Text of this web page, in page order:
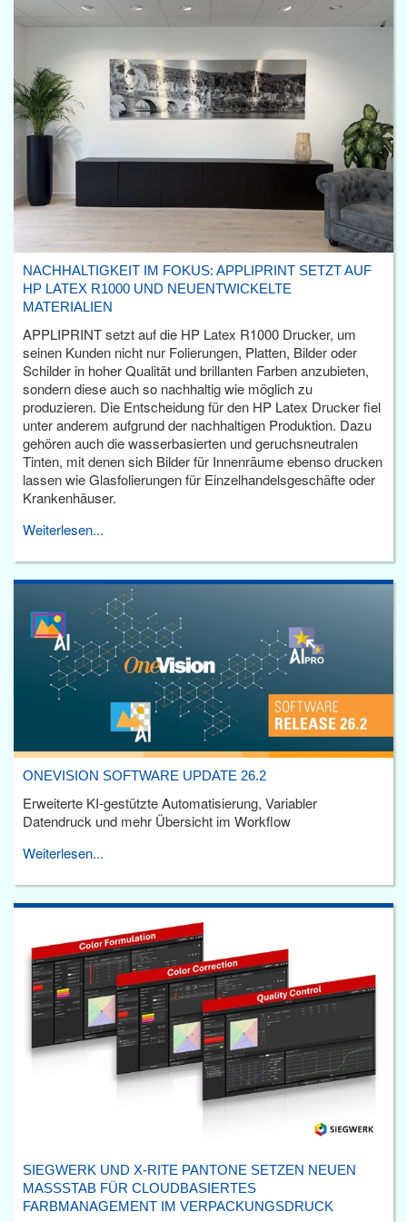
NACHHALTIGKEIT IM FOKUS: APPLIPRINT SETZT AUF
HP LATEX R1000 UND NEUENTWICKELTE
MATERIALIEN
APPLIPRINT setzt auf die HP Latex R1000 Drucker, um
seinen Kunden nicht nur Folierungen, Platten, Bilder oder
Schilder in hoher Qualität und brillanten Farben anzubieten,
sondern diese auch so nachhaltig wie möglich zu
produzieren. Die Entscheidung für den HP Latex Drucker fiel
unter anderem aufgrund der nachhaltigen Produktion. Dazu
gehören auch die wasserbasierten und geruchsneutralen
Tinten, mit denen sich Bilder für Innenräume ebenso drucken
lassen wie Glasfolierungen für Einzelhandelsgeschäfte oder
Krankenhäuser.
Weiterlesen...
ONEVISION SOFTWARE UPDATE 26.2
Erweiterte KI-gestützte Automatisierung, Variabler
Datendruck und mehr Übersicht im Workflow
Weiterlesen...
SIEGWERK UND X-RITE PANTONE SETZEN NEUEN
MASSSTAB FÜR CLOUDBASIERTES F
ARBMANAGEMENT IM VERPACKUNGSDRUCK